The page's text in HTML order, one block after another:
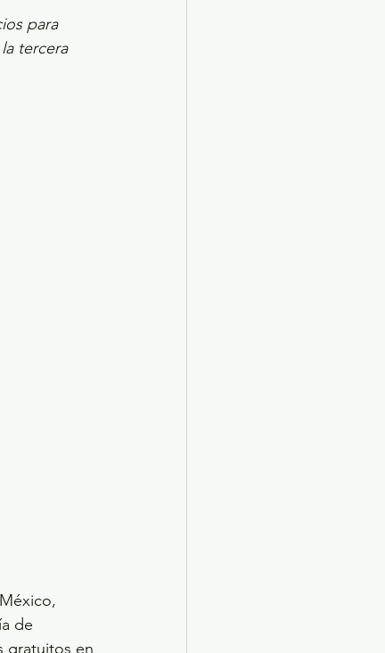
para
tercera
de
gratuitos en